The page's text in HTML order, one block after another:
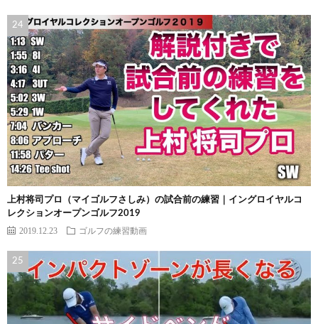
上村将司プロ（マイゴルフさしみ）の試合前の練習｜イングロイヤルコ
レクションオープンゴルフ2019
2019.12.23 ゴルフの練習動画